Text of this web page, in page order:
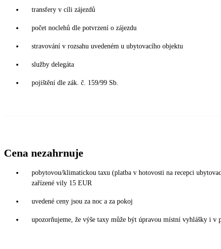
transfery v cíli zájezdů
počet noclehů dle potvrzení o zájezdu
stravování v rozsahu uvedeném u ubytovacího objektu
služby delegáta
pojištění dle zák. č. 159/99 Sb.
Cena nezahrnuje
pobytovou/klimatickou taxu (platba v hotovosti na recepci
zařízené vily 15 EUR
uvedené ceny jsou za noc a za pokoj
upozorňujeme, že výše taxy může být úpravou místní vyhlášky i